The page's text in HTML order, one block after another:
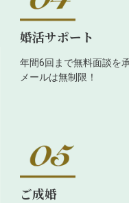
婚活サポート
年間6回まで無料面談を
メールは無制限！
ご成婚